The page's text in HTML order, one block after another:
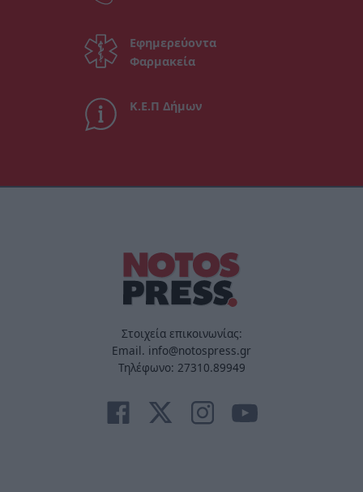
Εφημερεύοντα
Φαρμακεία
Κ.Ε.Π Δήμων
Στοιχεία επικοινωνίας:
Email. info@notospress.gr
Τηλέφωνο: 27310.89949